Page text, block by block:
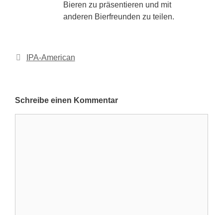
Bieren zu präsentieren und mit
anderen Bierfreunden zu teilen.
Kategorien
IPA-American
Schreibe einen Kommentar